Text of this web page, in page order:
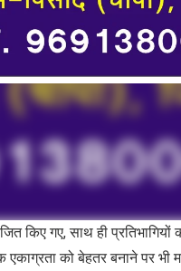
किए गए, साथ ही प्रतिभागियों
को बेहतर बनाने पर भी